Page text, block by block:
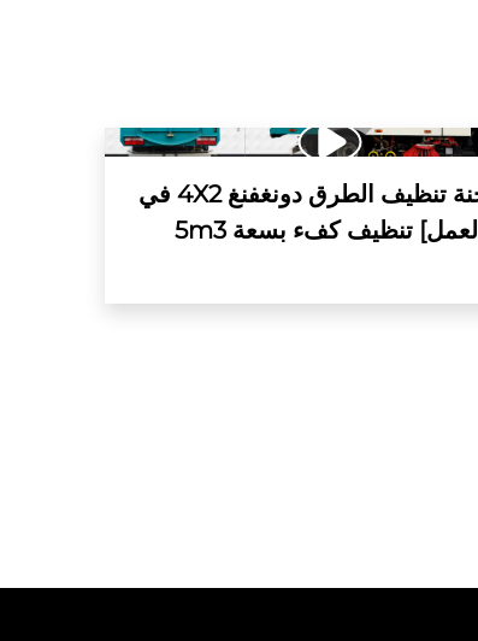
[شاحنة تنظيف الطرق دونغفنغ 4X2 في
العمل] تنظيف كفء بسعة 5m3